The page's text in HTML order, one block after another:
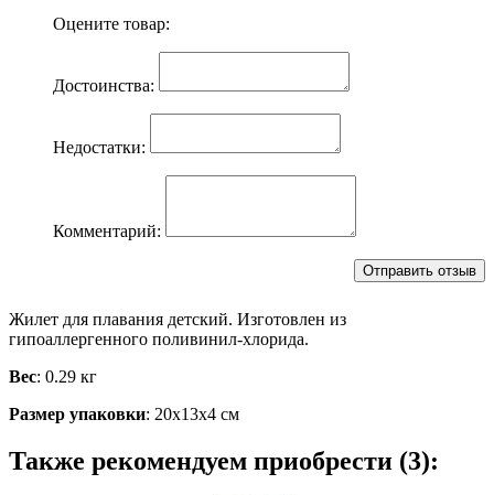
Оцените товар:
Достоинства:
Недостатки:
Комментарий:
Жилет для плавания детский. Изготовлен из
гипоаллергенного поливинил-хлорида.
Вес: 0.29 кг
Размер упаковки: 20х13х4 см
Также рекомендуем приобрести (3):